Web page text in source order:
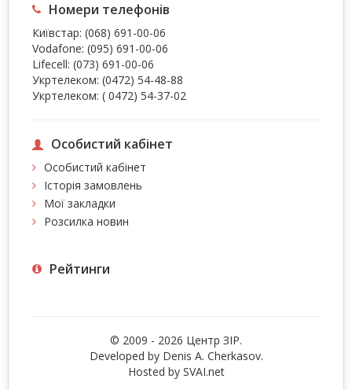
Номери телефонів
Київстар: (068) 691-00-06
Vodafone: (095) 691-00-06
Lifecell: (073) 691-00-06
Укртелеком: (0472) 54-48-88
Укртелеком: ( 0472) 54-37-02
Особистий кабінет
Особистий кабінет
Історія замовлень
Мої закладки
Розсилка новин
Рейтинги
© 2009 - 2026 Центр ЗIР.
Developed by Denis A. Cherkasov.
Hosted by SVAI.net